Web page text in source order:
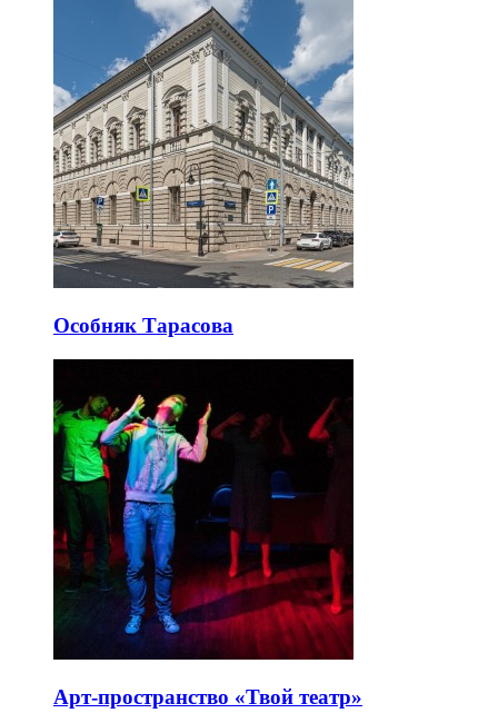
Особняк Тарасова
Арт-пространство «Твой театр»